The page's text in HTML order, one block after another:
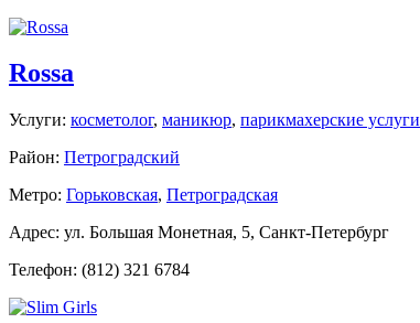
Rossa
Услуги: косметолог, маникюр, парикмахерские услуги
Район: Петроградский
Метро: Горьковская, Петроградская
Адрес: ул. Большая Монетная, 5, Санкт-Петербург
Телефон: (812) 321 6784